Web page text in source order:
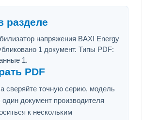
разделе
напряжения BAXI Energy
1 документ. Типы PDF:
1.
PDF
сверяйте точную серию, модель
один документ производителя
к нескольким